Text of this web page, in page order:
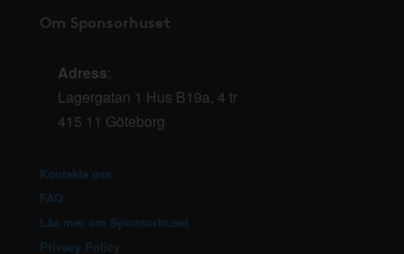
Om Sponsorhuset
Adress:
Lagergatan 1 Hus B19a, 4 tr
415 11 Göteborg
Kontakta oss
FAQ
Läs mer om Sponsorhuset
Privacy Policy